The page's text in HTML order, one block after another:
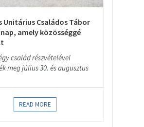
Unitárius Családos Tábor
nap, amely közösséggé
család részvételével
meg július 30. és augusztus
READ MORE